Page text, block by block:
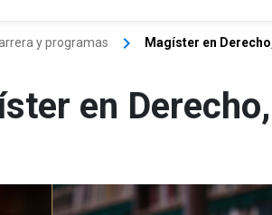
y programas keyboard_arrow_right Magíster en
en